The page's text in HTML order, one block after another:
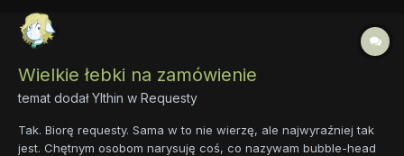
Wielkie łebki na zamówienie
temat dodałYlthin w Requesty
Tak. Biorę requesty. Sama w to nie wierzę, ale najwyraźniej tak
jest. Chętnym osobom narysuję coś, co nazywam bubble-head